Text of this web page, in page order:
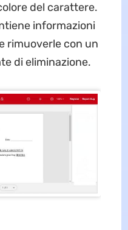
del carattere.
informazioni
rimuoverle con un
di eliminazione.